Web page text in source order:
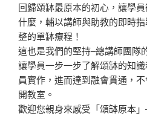
回歸頌缽最原本的初心，讓學
什麼，輔以講師與助教的即時
整的單缽療程！
這也是我們的堅持–總講師團隊
讓學員一步一步了解頌缽的知
員實作，進而達到融會貫通，
開教室。
歡迎您親身來感受「頌缽原本